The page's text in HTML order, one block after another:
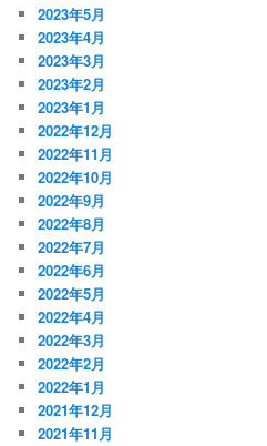
2023年5月
2023年4月
2023年3月
2023年2月
2023年1月
2022年12月
2022年11月
2022年10月
2022年9月
2022年8月
2022年7月
2022年6月
2022年5月
2022年4月
2022年3月
2022年2月
2022年1月
2021年12月
2021年11月